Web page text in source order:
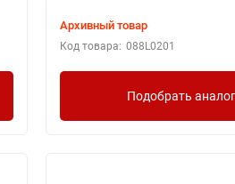
Архивный товар
Код товара: 088L0201
Подобрать аналог